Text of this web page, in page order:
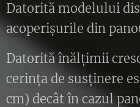
Datorită modelului
acoperișurile din
Datorită înălțimii
cerința de susținere
cm) decât în cazul